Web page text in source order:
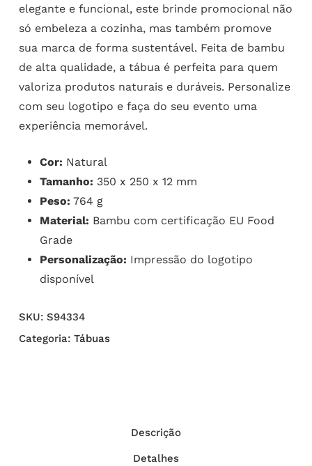
elegante e funcional, este brinde promocional não
só embeleza a cozinha, mas também promove
sua marca de forma sustentável. Feita de bambu
de alta qualidade, a tábua é perfeita para quem
valoriza produtos naturais e duráveis. Personalize
com seu logotipo e faça do seu evento uma
experiência memorável.
Cor: Natural
Tamanho: 350 x 250 x 12 mm
Peso: 764 g
Material: Bambu com certificação EU Food
Grade
Personalização: Impressão do logotipo
disponível
SKU: S94334
Categoria: Tábuas
Descrição
Detalhes